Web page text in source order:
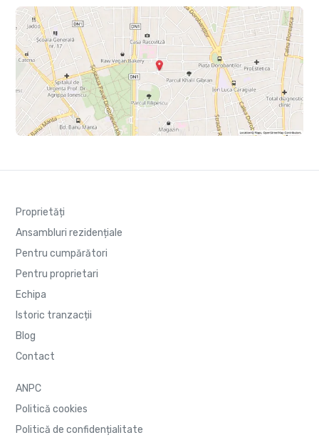
Proprietăți
Ansambluri rezidențiale
Pentru cumpărători
Pentru proprietari
Echipa
Istoric tranzacții
Blog
Contact
ANPC
Politică cookies
Politică de confidențialitate